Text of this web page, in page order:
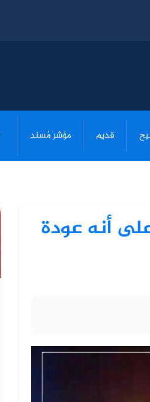
قديم مؤشر مُسند
أنه عودة